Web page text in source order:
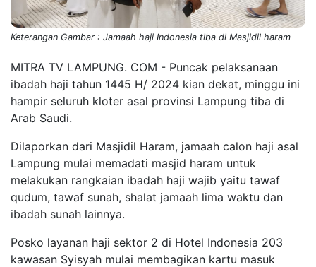
Keterangan Gambar : Jamaah haji Indonesia tiba di Masjidil haram
MITRA TV LAMPUNG. COM - Puncak pelaksanaan
ibadah haji tahun 1445 H/ 2024 kian dekat, minggu ini
hampir seluruh kloter asal provinsi Lampung tiba di
Arab Saudi.
Dilaporkan dari Masjidil Haram, jamaah calon haji asal
Lampung mulai memadati masjid haram untuk
melakukan rangkaian ibadah haji wajib yaitu tawaf
qudum, tawaf sunah, shalat jamaah lima waktu dan
ibadah sunah lainnya.
Posko layanan haji sektor 2 di Hotel Indonesia 203
kawasan Syisyah mulai membagikan kartu masuk